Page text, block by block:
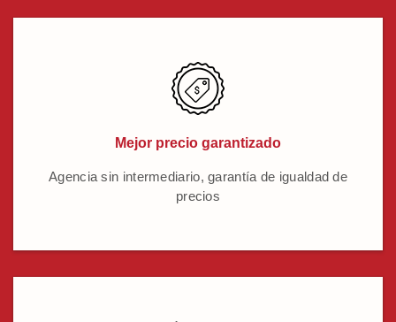
Mejor precio garantizado
Agencia sin intermediario, garantía de igualdad de
precios